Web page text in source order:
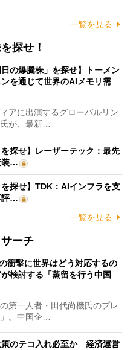
一覧を見る
探せ！
日の爆騰株」を探せ】トーメン
を通じて世界のAIメモリ需
アに出演するグローバルリン
が、最新…
探せ】レーザーテック：最先
装…
探せ】TDK：AIインフラを支
評…
一覧を見る
ーチ
衝撃に世界はどう対応するの
検討する「蒸留を行う中国
第一人者・田代尚機氏のプレ
。中国企…
策のテコ入れ必至か 経済運営